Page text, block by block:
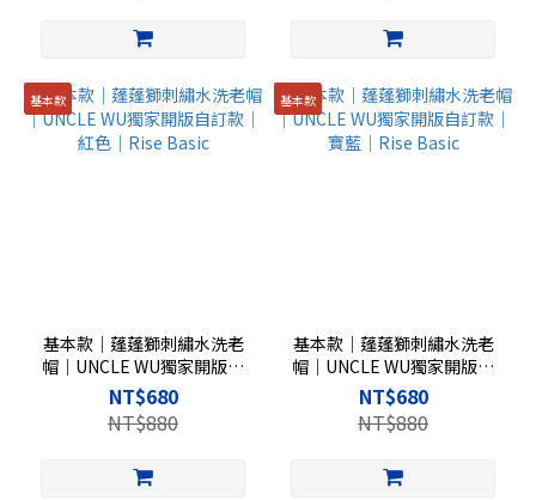
基本款
基本款｜蓬蓬獅刺繡水洗老
帽｜UNCLE WU獨家開版自
訂款｜紅色｜Rise Basic
NT$680
NT$880
基本款
基本款｜蓬蓬獅刺繡水洗老
帽｜UNCLE WU獨家開版自
訂款｜寶藍｜Rise Basic
NT$680
NT$880